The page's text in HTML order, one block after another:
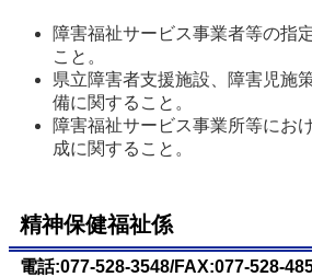
障害福祉サービス事業者等の指
こと。
県立障害者支援施設、障害児施
備に関すること。
障害福祉サービス事業所等にお
成に関すること。
精神保健福祉係
電話:077-528-3548/FAX:077-528-